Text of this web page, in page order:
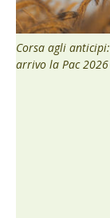
Corsa agli
arrivo la Pac 2026